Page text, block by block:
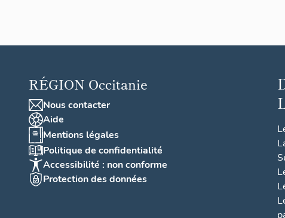
RÉGION Occitanie
Nous contacter
Aide
Mentions légales
Politique de confidentialité
Accessibilité : non conforme
Protection des données